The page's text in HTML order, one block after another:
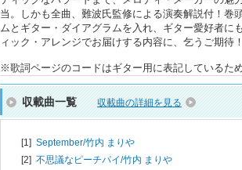
当。しかも全曲、難波氏監修による演奏解説付！巻
ムとギター・ダイアグラムを入れ、ギター愛好者
ィック・アレンジでお届けする内容に、乞うご期待！
※歌詞ページのコードはギター用に表記しているた
収載曲一覧 収載曲の詳細を見る
[1] September/竹内 まりや
[2] 不思議なピーチパイ/竹内 まりや